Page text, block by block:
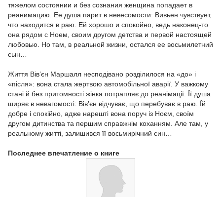
тяжелом состоянии и без сознания женщина попадает в
реанимацию. Ее душа парит в невесомости: Вивьен чувствует,
что находится в раю. Ей хорошо и спокойно, ведь наконец-то
она рядом с Ноем, своим другом детства и первой настоящей
любовью. Но там, в реальной жизни, остался ее восьмилетний
сын…
Життя Вів’єн Маршалл несподівано розділилося на «до» і
«після»: вона стала жертвою автомобільної аварії. У важкому
стані й без притомності жінка потрапляє до реанімації. Її душа
ширяє в невагомості: Вів’єн відчуває, що перебуває в раю. Їй
добре і спокійно, адже нарешті вона поруч із Ноєм, своїм
другом дитинства та першим справжнім коханням. Але там, у
реальному житті, залишився її восьмирічний син…
Последнее впечатление о книге